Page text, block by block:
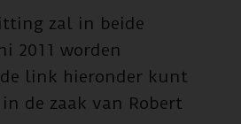
zal in beide
2011 worden
link hieronder kunt
de zaak van Robert